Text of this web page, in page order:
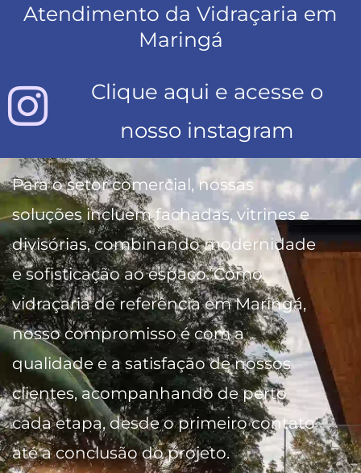
Atendimento da Vidraçaria em
Maringá
Clique aqui e acesse o
nosso instagram
Para o setor comercial, nossas
soluções incluem fachadas, vitrines e
divisórias, combinando modernidade
e sofisticação ao espaço. Como
vidraçaria de referência em Maringá,
nosso compromisso é com a
qualidade e a satisfação de nossos
clientes, acompanhando de perto
cada etapa, desde o primeiro contato
até a conclusão do projeto.